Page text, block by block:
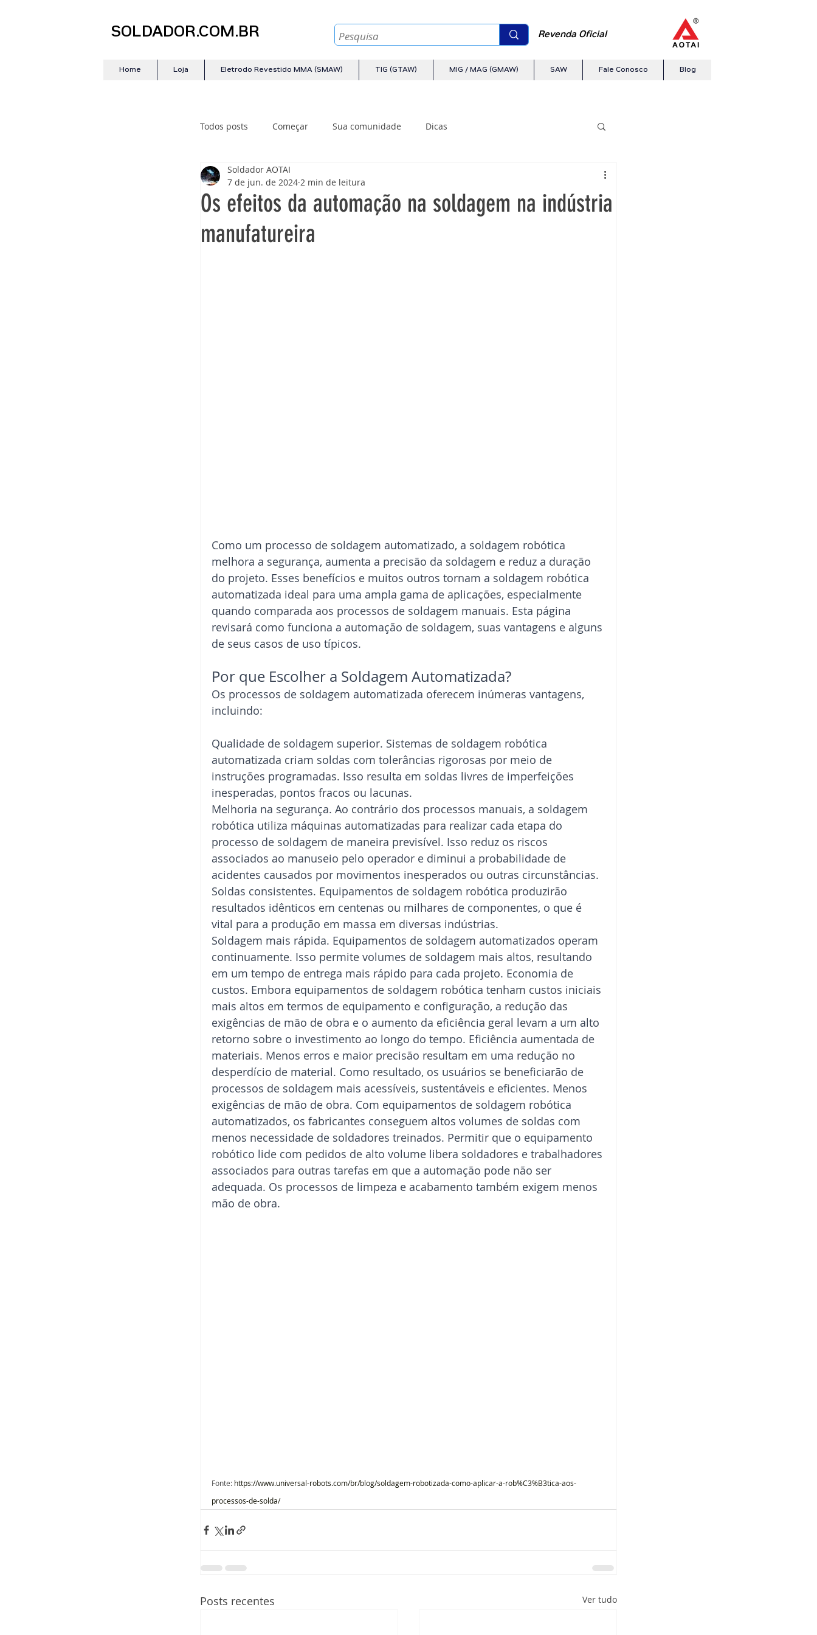
SOLDADOR.COM.BR Revenda Oficial
Home Loja Eletrodo Revestido MMA (SMAW) TIG (GTAW) MIG / MAG (GMAW) SAW Fale Conosco Blog
Todos posts Começar Sua comunidade Dicas
Os efeitos da automação na soldagem na indústria
manufatureira
Soldador AOTAI
7 de jun. de 2024 2 min de leitura
Como um processo de soldagem automatizado, a soldagem robótica
melhora a segurança, aumenta a precisão da soldagem e reduz a duração
do projeto. Esses benefícios e muitos outros tornam a soldagem robótica
automatizada ideal para uma ampla gama de aplicações, especialmente
quando comparada aos processos de soldagem manuais. Esta página
revisará como funciona a automação de soldagem, suas vantagens e alguns
de seus casos de uso típicos.
Por que Escolher a Soldagem Automatizada?
Os processos de soldagem automatizada oferecem inúmeras vantagens,
incluindo:
Qualidade de soldagem superior. Sistemas de soldagem robótica
automatizada criam soldas com tolerâncias rigorosas por meio de
instruções programadas. Isso resulta em soldas livres de imperfeições
inesperadas, pontos fracos ou lacunas.
Melhoria na segurança. Ao contrário dos processos manuais, a soldagem
robótica utiliza máquinas automatizadas para realizar cada etapa do
processo de soldagem de maneira previsível. Isso reduz os riscos
associados ao manuseio pelo operador e diminui a probabilidade de
acidentes causados por movimentos inesperados ou outras circunstâncias.
Soldas consistentes. Equipamentos de soldagem robótica produzirão
resultados idênticos em centenas ou milhares de componentes, o que é
vital para a produção em massa em diversas indústrias.
Soldagem mais rápida. Equipamentos de soldagem automatizados operam
continuamente. Isso permite volumes de soldagem mais altos, resultando
em um tempo de entrega mais rápido para cada projeto. Economia de
custos. Embora equipamentos de soldagem robótica tenham custos iniciais
mais altos em termos de equipamento e configuração, a redução das
exigências de mão de obra e o aumento da eficiência geral levam a um alto
retorno sobre o investimento ao longo do tempo. Eficiência aumentada de
materiais. Menos erros e maior precisão resultam em uma redução no
desperdício de material. Como resultado, os usuários se beneficiarão de
processos de soldagem mais acessíveis, sustentáveis e eficientes. Menos
exigências de mão de obra. Com equipamentos de soldagem robótica
automatizados, os fabricantes conseguem altos volumes de soldas com
menos necessidade de soldadores treinados. Permitir que o equipamento
robótico lide com pedidos de alto volume libera soldadores e trabalhadores
associados para outras tarefas em que a automação pode não ser
adequada. Os processos de limpeza e acabamento também exigem menos
mão de obra.
Fonte: https://www.universal-robots.com/br/blog/soldagem-robotizada-como-aplicar-a-rob%C3%B3tica-aos-
processos-de-solda/
Posts recentes Ver tudo